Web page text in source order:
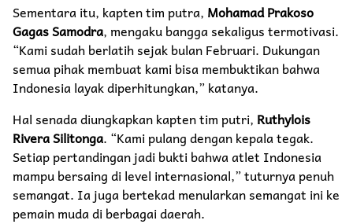
Sementara itu, kapten tim putra, Mohamad Prakoso
Gagas Samodra, mengaku bangga sekaligus termotivasi.
“Kami sudah berlatih sejak bulan Februari. Dukungan
semua pihak membuat kami bisa membuktikan bahwa
Indonesia layak diperhitungkan,” katanya.
Hal senada diungkapkan kapten tim putri, Ruthylois
Rivera Silitonga. “Kami pulang dengan kepala tegak.
Setiap pertandingan jadi bukti bahwa atlet Indonesia
mampu bersaing di level internasional,” tuturnya penuh
semangat. Ia juga bertekad menularkan semangat ini ke
pemain muda di berbagai daerah.